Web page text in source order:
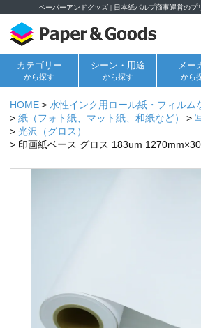
ペーパーアンドグッズ | 日本紙パルプ商事運営のプ
カテゴリー
から探す
シーン・用途
から探す
メー
から
HOME
水性インク用ロール紙・フィルム
紙（フォト紙、マット紙、和紙など）
光沢（グロス）
印画紙ベース グロス 183um